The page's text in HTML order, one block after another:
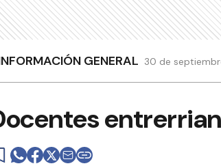
GENERAL 30 de